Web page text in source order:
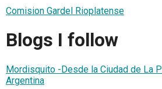
Comision Gardel Rioplatense
Blogs I follow
Mordisquito -Desde la Ciudad de La
Argentina